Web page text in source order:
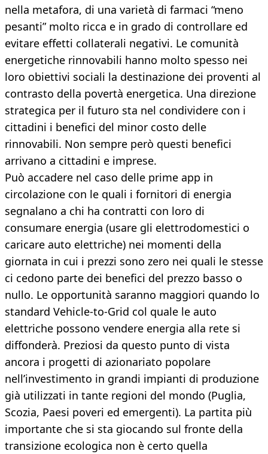
nella metafora, di una varietà di farmaci “meno
pesanti” molto ricca e in grado di controllare ed
evitare effetti collaterali negativi. Le comunità
energetiche rinnovabili hanno molto spesso nei
loro obiettivi sociali la destinazione dei proventi al
contrasto della povertà energetica. Una direzione
strategica per il futuro sta nel condividere con i
cittadini i benefici del minor costo delle
rinnovabili. Non sempre però questi benefici
arrivano a cittadini e imprese.
Può accadere nel caso delle prime app in
circolazione con le quali i fornitori di energia
segnalano a chi ha contratti con loro di
consumare energia (usare gli elettrodomestici o
caricare auto elettriche) nei momenti della
giornata in cui i prezzi sono zero nei quali le stesse
ci cedono parte dei benefici del prezzo basso o
nullo. Le opportunità saranno maggiori quando lo
standard Vehicle-to-Grid col quale le auto
elettriche possono vendere energia alla rete si
diffonderà. Preziosi da questo punto di vista
ancora i progetti di azionariato popolare
nell’investimento in grandi impianti di produzione
già utilizzati in tante regioni del mondo (Puglia,
Scozia, Paesi poveri ed emergenti). La partita più
importante che si sta giocando sul fronte della
transizione ecologica non è certo quella